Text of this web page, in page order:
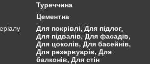
Туреччина
Цементна
Для покрівлі, Для підлог,
Для підвалів, Для фасадів,
Для цоколів, Для басейнів,
Для резервуарів, Для
балконів, Для стін